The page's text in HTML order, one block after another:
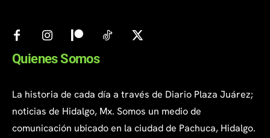
Quienes Somos
La historia de cada día a través de Diario Plaza Juárez;
noticias de Hidalgo, Mx. Somos un medio de
comunicación ubicado en la ciudad de Pachuca, Hidalgo.